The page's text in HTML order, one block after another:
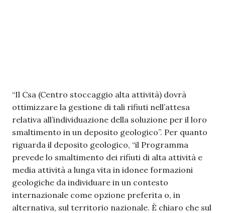
“Il Csa (Centro stoccaggio alta attività) dovrà
ottimizzare la gestione di tali rifiuti nell’attesa
relativa all’individuazione della soluzione per il loro
smaltimento in un deposito geologico”. Per quanto
riguarda il deposito geologico, “il Programma
prevede lo smaltimento dei rifiuti di alta attività e
media attività a lunga vita in idonee formazioni
geologiche da individuare in un contesto
internazionale come opzione preferita o, in
alternativa, sul territorio nazionale. È chiaro che sul